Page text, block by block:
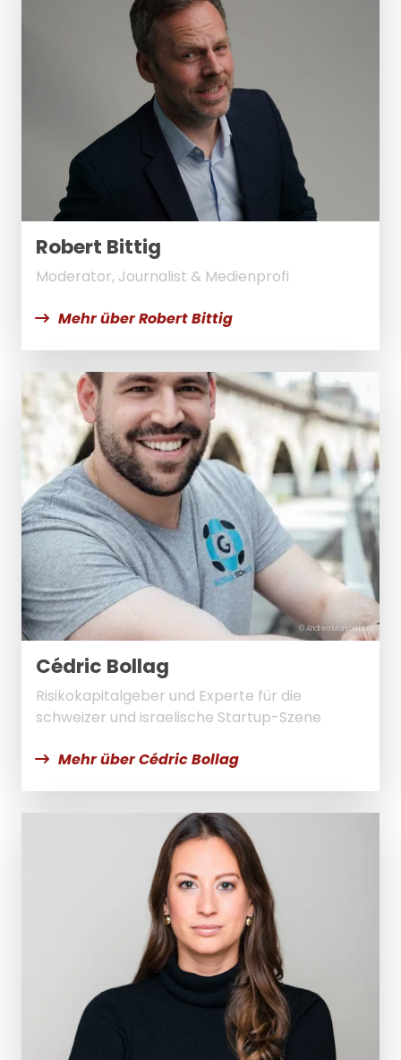
Robert Bittig
Moderator, Journalist & Medienprofi
Mehr über Robert Bittig
© Andrea Monica Hug
Cédric Bollag
Risikokapitalgeber und Experte für die
schweizer und israelische Startup-Szene
Mehr über Cédric Bollag